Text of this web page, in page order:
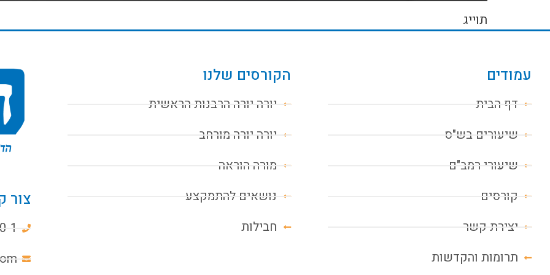
תוייג
עמודים
דף הבית
שיעורים בש"ס
שיעורי רמב"ם
קורסים
יצירת קשר
תרומות והקדשות
הקורסים שלנו
יורה יורה הרבנות הראשית
יורה יורה מורחב
מורה הוראה
נושאים להתמקצע
חבילות
צור
1